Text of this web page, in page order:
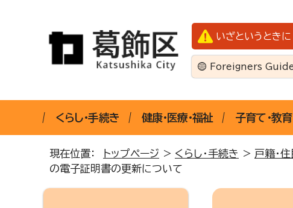
いざというときに
Foreigners
くらし・手続き 健康・医療・福祉 子育て・教育
現在位置： トップページ > くらし・手続き > 戸籍・
の電子証明書の更新について